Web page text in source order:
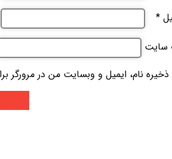
*
سایت
ذخیره نام، ایمیل و وبسایت من در مرورگر